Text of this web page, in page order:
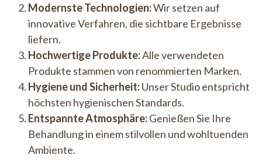
Modernste Technologien:Wir setzen auf
innovative Verfahren, die sichtbare Ergebnisse
liefern.
Hochwertige Produkte:Alle verwendeten
Produkte stammen von renommierten Marken.
Hygiene und Sicherheit:Unser Studio entspricht
höchsten hygienischen Standards.
Entspannte Atmosphäre:Genießen Sie Ihre
Behandlung in einem stilvollen und wohltuenden
Ambiente.